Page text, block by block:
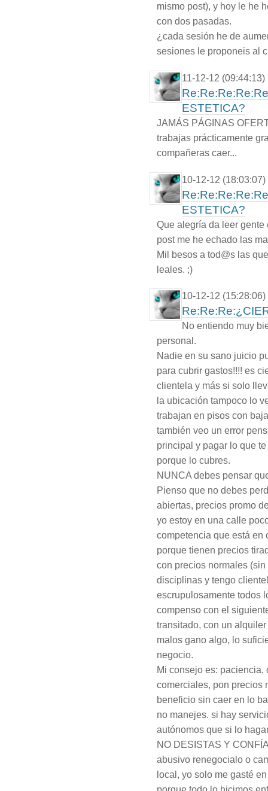
mismo post), y hoy le he
con dos pasadas.
¿cada sesión he de
sesiones le proponeis al
11-12-12 (09:44:13)
ESTETICA?
JAMÁS PÁGINAS
trabajas prácticamente
compañeras caer...
10-12-12 (18:03:07)
ESTETICA?
Que alegría da leer
post me he echado las
Mil besos a tod@s las
leales. ;)
10-12-12 (15:28:06)
No entiendo muy
personal.
Nadie en su sano juicio
para cubrir gastos!!!! es
clientela y más si solo
la ubicación tampoco lo
trabajan en pisos con
también veo un error
principal y pagar lo que
porque lo cubres.
NUNCA debes pensar
Pienso que no debes
abiertas, precios promo
yo estoy en una calle
competencia que está en
porque tienen precios
con precios normales
disciplinas y tengo
escrupulosamente todos
compenso con el
transitado, con un
malos gano algo, lo
negocio.
Mi consejo es:
comerciales, pon precios
beneficio sin caer en lo
no manejes. si hay
autónomos que si lo
NO DESISTAS Y
abusivo renegocialo o
local, yo solo me gasté